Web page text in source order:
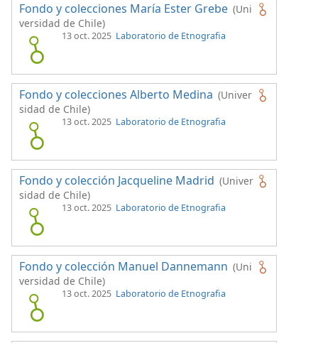
Fondo y colecciones María Ester Grebe (Uni
versidad de Chile)
13 oct. 2025 Laboratorio de Etnografia
Fondo y colecciones Alberto Medina (Univer
sidad de Chile)
13 oct. 2025 Laboratorio de Etnografia
Fondo y colección Jacqueline Madrid (Univer
sidad de Chile)
13 oct. 2025 Laboratorio de Etnografia
Fondo y colección Manuel Dannemann (Uni
versidad de Chile)
13 oct. 2025 Laboratorio de Etnografia